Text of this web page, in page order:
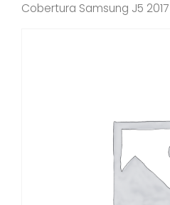
Cobertura Samsung J5